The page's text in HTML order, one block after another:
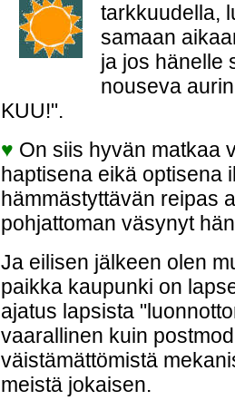
tarkkuudella,
samaan
ja jos hänelle
nouseva
KUU!".
♥ On siis hyvän matkaa
haptisena eikä optisena
hämmästyttävän reipas
pohjattoman väsynyt
Ja eilisen jälkeen olen
paikka kaupunki on
ajatus lapsista
vaarallinen kuin
väistämättömistä
meistä jokaisen.